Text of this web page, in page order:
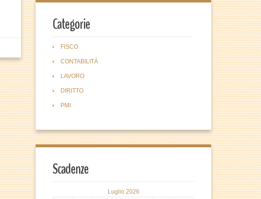
Categorie
FISCO
CONTABILITÀ
LAVORO
DIRITTO
PMI
Scadenze
Luglio 2026